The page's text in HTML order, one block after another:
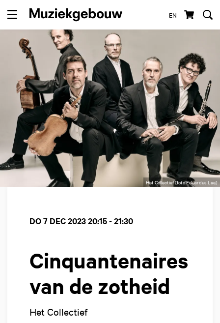
EN
Menu
Het Collectief (foto Eduardus Lee)
Cinquantenaires
van de zotheid
Het Collectief
DO 7 DEC 202320:15 - 21:30